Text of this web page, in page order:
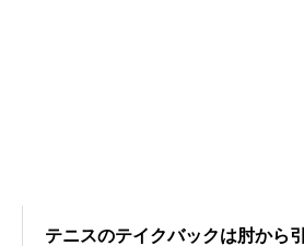
テニスのテイクバックは肘から